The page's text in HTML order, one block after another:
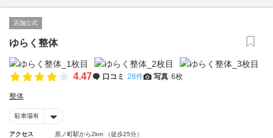
店舗公式
ゆらく整体
4.47 口コミ 28件 写真 6枚
整体
駐車場有
アクセス
原ノ町駅から2km （徒歩25分）